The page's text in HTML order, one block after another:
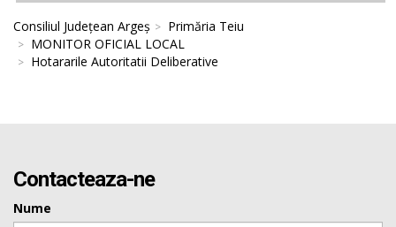
Consiliul Județean Argeș
Primăria Teiu
MONITOR OFICIAL LOCAL
Hotararile Autoritatii Deliberative
Contacteaza-ne
Nume